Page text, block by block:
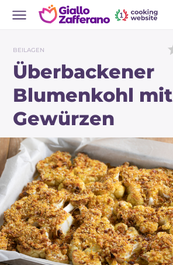
BEILAGEN
Überbackener
Blumenkohl mit
Gewürzen